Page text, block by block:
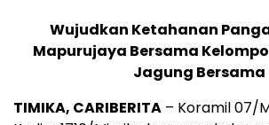
Wujudkan Ketahanan
Mapurujaya Bersama
Jagung Bersama
TIMIKA, CARIBERITA – Koramil 07/